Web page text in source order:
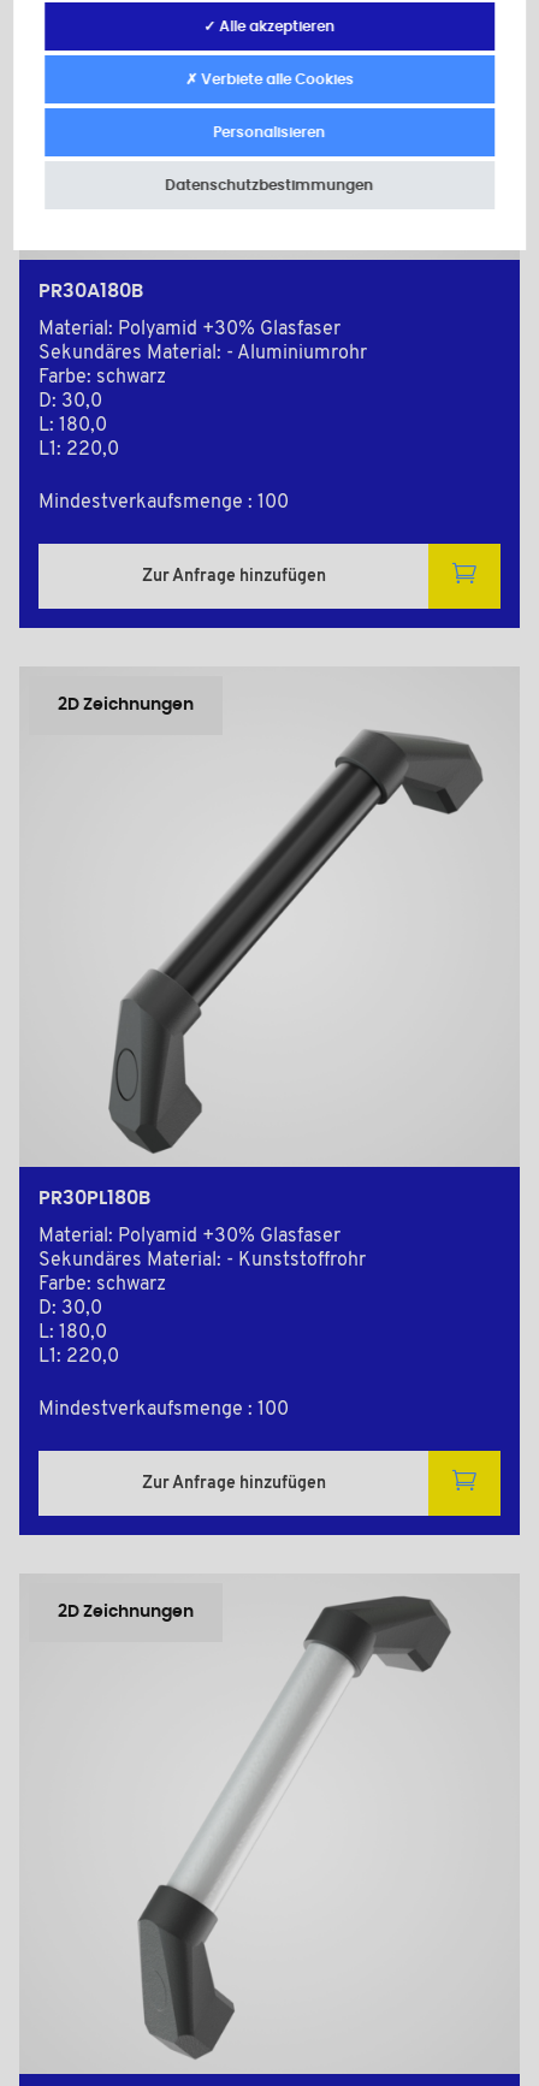
PR30A180B
Material: Polyamid +30% Glasfaser
Sekundäres Material: - Aluminiumrohr
Farbe: schwarz
D: 30,0
L: 180,0
L1: 220,0
Mindestverkaufsmenge : 100
Zur Anfrage hinzufügen
2D Zeichnungen
PR30PL180B
Material: Polyamid +30% Glasfaser
Sekundäres Material: - Kunststoffrohr
Farbe: schwarz
D: 30,0
L: 180,0
L1: 220,0
Mindestverkaufsmenge : 100
Zur Anfrage hinzufügen
2D Zeichnungen
✓ Alle akzeptieren
✗ Verbiete alle Cookies
Personalisieren
Datenschutzbestimmungen